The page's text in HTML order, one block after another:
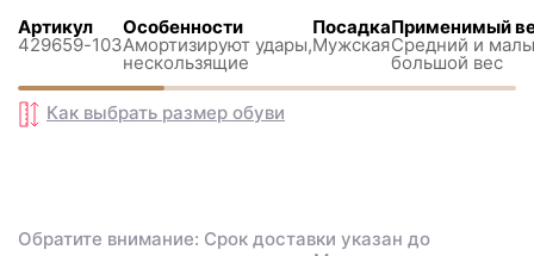
Артикул
429659-103
Особенности
Амортизируют удары,
нескользящиe
Посадка
Мужская
Применимый
Средний и
большой вес
Как выбрать размер обуви
Обратите внимание: Срок доставки указан до